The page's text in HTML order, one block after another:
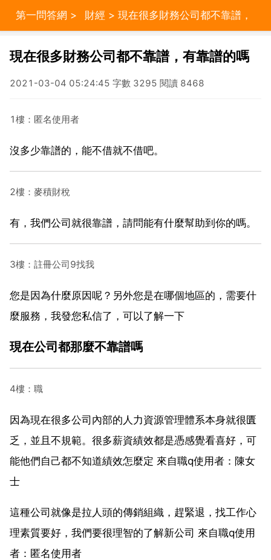
第一問答網 > 財經 > 現在很多財務公司都不靠譜，
現在很多財務公司都不靠譜，有靠譜的嗎
2021-03-04 05:24:45 字數 3295 閱讀 8468
1樓：匿名使用者
沒多少靠譜的，能不借就不借吧。
2樓：麥積財稅
有，我們公司就很靠譜，請問能有什麼幫助到你的嗎。
3樓：註冊公司9找我
您是因為什麼原因呢？另外您是在哪個地區的，需要什
麼服務，我發您私信了，可以了解一下
現在公司都那麼不靠譜嗎
4樓：職
因為現在很多公司內部的人力資源管理體系本身就很匱
乏，並且不規範。很多薪資績效都是憑感覺看喜好，可
能他們自己都不知道績效怎麼定 來自職q使用者：陳女
士
這種公司就像是拉人頭的傳銷組織，趕緊退，找工作心
理素質要好，我們要很理智的了解新公司 來自職q使用
者：匿名使用者